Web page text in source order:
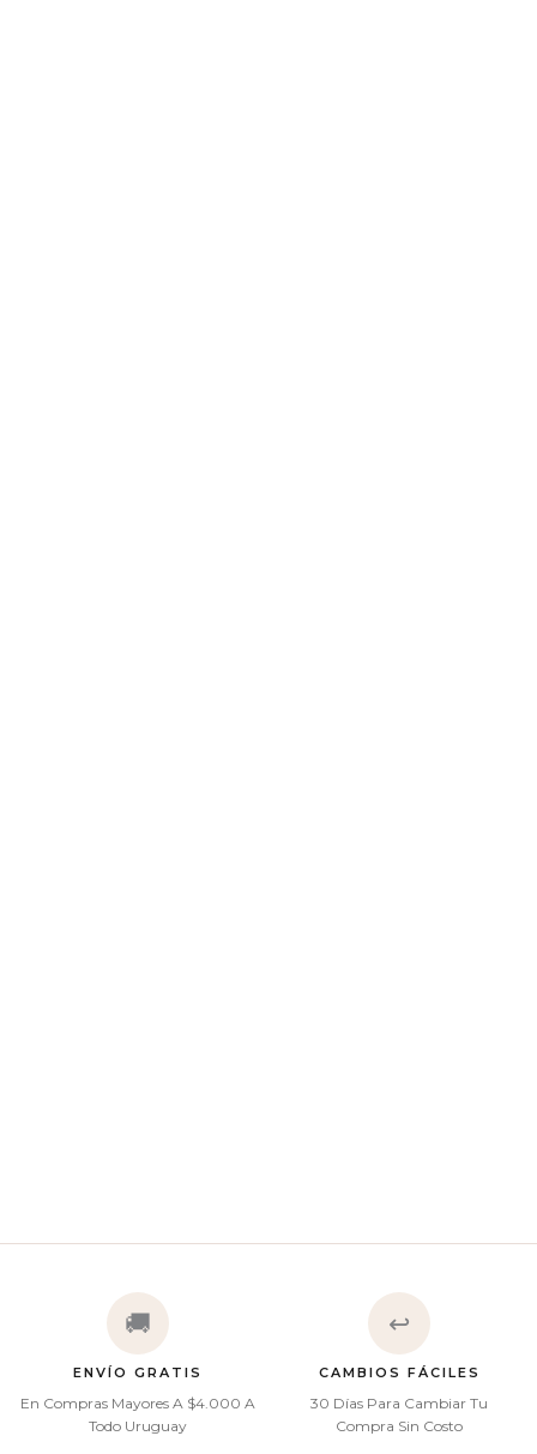
🚚
ENVÍO GRATIS
En Compras Mayores A $4.000 A
Todo Uruguay
↩️
CAMBIOS FÁCILES
30 Días Para Cambiar Tu
Compra Sin Costo